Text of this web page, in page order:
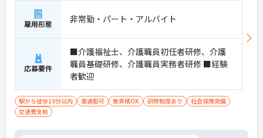
雇用形態 非常勤・パート・アルバイト
応募要件
■介護福祉士、介護職員初任者研修、介護
職員基礎研修、介護職員実務者研修 ■経験
者歓迎
駅から徒歩10分以内 車通勤可 無資格OK 研修制度あり
社会保険完備
交通費支給